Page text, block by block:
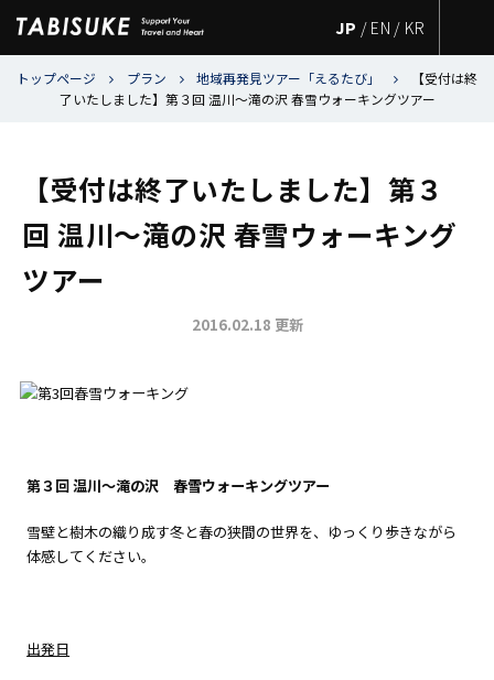
トップページ プラン 地域再発見ツアー「えるたび」
【受付は終
了いたしました】第３回 温川～滝の沢 春雪ウォーキングツアー
【受付は終了いたしました】第３
回 温川～滝の沢 春雪ウォーキング
ツアー
2016.02.18 更新
第３回 温川～滝の沢 春雪ウォーキングツアー
雪壁と樹木の織り成す冬と春の狭間の世界を、ゆっくり歩きながら
体感してください。
出発日
JP / EN / KR